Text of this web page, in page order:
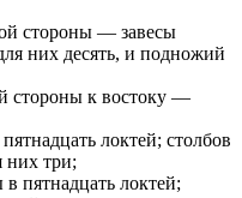
стороны — завесы
них десять, и подножий
стороны к востоку —
локтей; столбов
них три;
пятнадцать локтей;